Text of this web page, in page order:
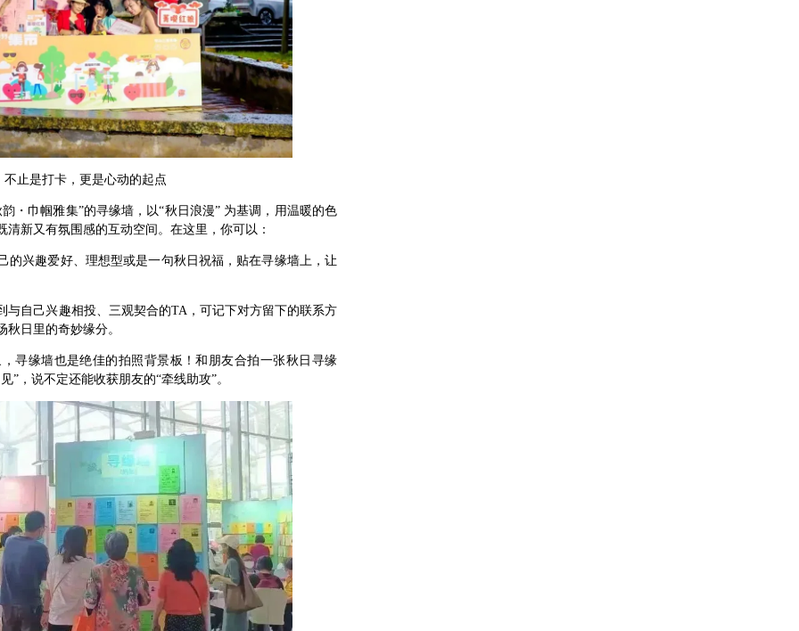
不止是打卡，更是心动的起点
・巾帼雅集”的寻缘墙，以“秋日浪漫” 为基调，用温暖的色
新又有氛围感的互动空间。在这里，你可以：
的兴趣爱好、理想型或是一句秋日祝福，贴在寻缘墙上，让
与自己兴趣相投、三观契合的TA，可记下对方留下的联系方
日里的奇妙缘分。
寻缘墙也是绝佳的拍照背景板！和朋友合拍一张秋日寻缘
”，说不定还能收获朋友的“牵线助攻”。